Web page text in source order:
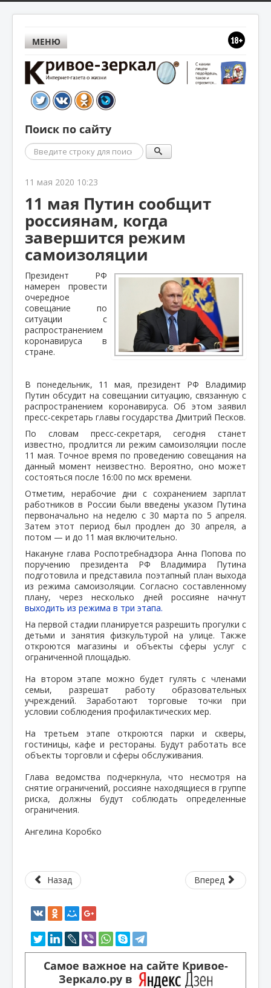
МЕНЮ
Поиск по сайту
Поиск
11 мая 2020 10:23
11 мая Путин сообщит
россиянам, когда
завершится режим
самоизоляции
Президент РФ
намерен провести
очередное
совещание по
ситуации с
распространением
коронавируса в
стране.
В понедельник, 11 мая, президент РФ Владимир
Путин обсудит на совещании ситуацию, связанную с
распространением коронавируса. Об этом заявил
пресс-секретарь главы государства Дмитрий Песков.
По словам пресс-секретаря, сегодня станет
известно, продлится ли режим самоизоляции после
11 мая. Точное время по проведению совещания на
данный момент неизвестно. Вероятно, оно может
состояться после 16:00 по мск времени.
Отметим, нерабочие дни с сохранением зарплат
работников в России были введены указом Путина
первоначально на неделю с 30 марта по 5 апреля.
Затем этот период был продлен до 30 апреля, а
потом — и до 11 мая включительно.
Накануне глава Роспотребнадзора Анна Попова по
поручению президента РФ Владимира Путина
подготовила и представила поэтапный план выхода
из режима самоизоляции. Согласно составленному
плану, через несколько дней россияне начнут
выходить из режима в три этапа.
На первой стадии планируется разрешить прогулки с
детьми и занятия физкультурой на улице. Также
откроются магазины и объекты сферы услуг с
ограниченной площадью.
На втором этапе можно будет гулять с членами
семьи, разрешат работу образовательных
учреждений. Заработают торговые точки при
условии соблюдения профилактических мер.
На третьем этапе откроются парки и скверы,
гостиницы, кафе и рестораны. Будут работать все
объекты торговли и сферы обслуживания.
Глава ведомства подчеркнула, что несмотря на
снятие ограничений, россияне находящиеся в группе
риска, должны будут соблюдать определенные
ограничения.
Ангелина Коробко
Назад Вперед
Самое важное на сайте Кривое-
Зеркало.ру в